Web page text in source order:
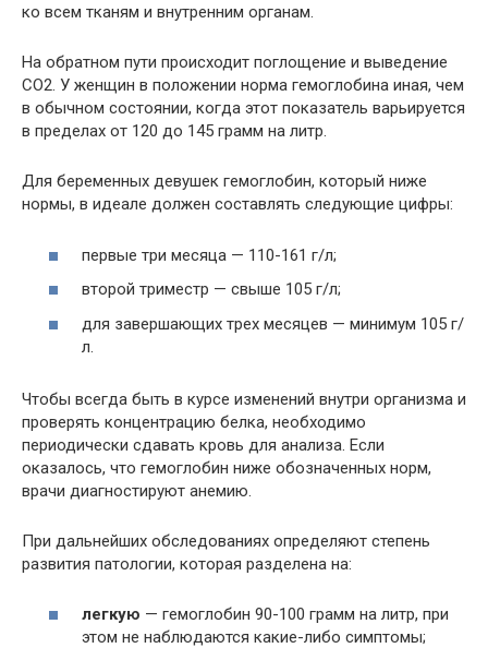
ко всем тканям и внутренним органам.
На обратном пути происходит поглощение и выведение
СО2. У женщин в положении норма гемоглобина иная, чем
в обычном состоянии, когда этот показатель варьируется
в пределах от 120 до 145 грамм на литр.
Для беременных девушек гемоглобин, который ниже
нормы, в идеале должен составлять следующие цифры:
первые три месяца — 110-161 г/л;
второй триместр — свыше 105 г/л;
для завершающих трех месяцев — минимум 105 г/
л.
Чтобы всегда быть в курсе изменений внутри организма и
проверять концентрацию белка, необходимо
периодически сдавать кровь для анализа. Если
оказалось, что гемоглобин ниже обозначенных норм,
врачи диагностируют анемию.
При дальнейших обследованиях определяют степень
развития патологии, которая разделена на:
легкую — гемоглобин 90-100 грамм на литр, при
этом не наблюдаются какие-либо симптомы;